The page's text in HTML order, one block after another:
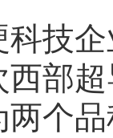
技企
超
个